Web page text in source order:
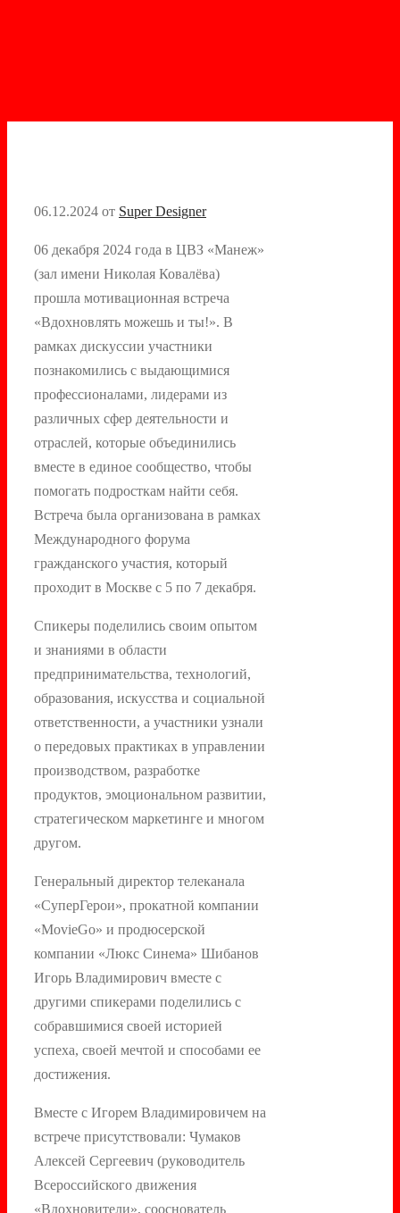
06.12.2024 от Super Designer
06 декабря 2024 года в ЦВЗ «Манеж»
(зал имени Николая Ковалёва)
прошла мотивационная встреча
«Вдохновлять можешь и ты!». В
рамках дискуссии участники
познакомились с выдающимися
профессионалами, лидерами из
различных сфер деятельности и
отраслей, которые объединились
вместе в единое сообщество, чтобы
помогать подросткам найти себя.
Встреча была организована в рамках
Международного форума
гражданского участия, который
проходит в Москве с 5 по 7 декабря.
Спикеры поделились своим опытом
и знаниями в области
предпринимательства, технологий,
образования, искусства и социальной
ответственности, а участники узнали
о передовых практиках в управлении
производством, разработке
продуктов, эмоциональном развитии,
стратегическом маркетинге и многом
другом.
Генеральный директор телеканала
«СуперГерои», прокатной компании
«MovieGo» и продюсерской
компании «Люкс Синема» Шибанов
Игорь Владимирович вместе с
другими спикерами поделились с
собравшимися своей историей
успеха, своей мечтой и способами ее
достижения.
Вместе с Игорем Владимировичем на
встрече присутствовали: Чумаков
Алексей Сергеевич (руководитель
Всероссийского движения
«Вдохновители», сооснователь